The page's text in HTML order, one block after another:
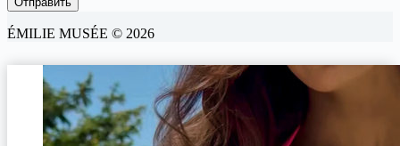
ÉMILIE MUSÉE © 2026